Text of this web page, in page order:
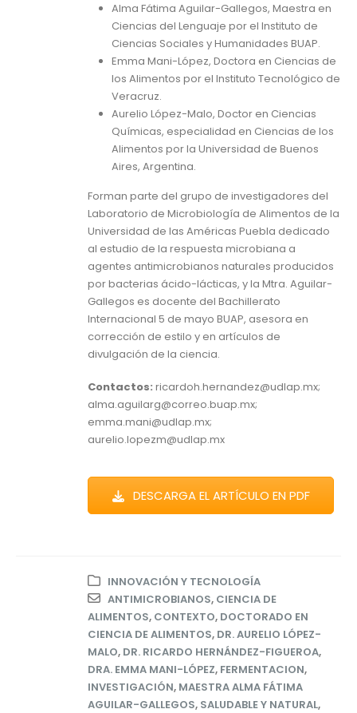
Alma Fátima Aguilar-Gallegos, Maestra en
Ciencias del Lenguaje por el Instituto de
Ciencias Sociales y Humanidades BUAP.
Emma Mani-López, Doctora en Ciencias de
los Alimentos por el Instituto Tecnológico de
Veracruz.
Aurelio López-Malo, Doctor en Ciencias
Químicas, especialidad en Ciencias de los
Alimentos por la Universidad de Buenos
Aires, Argentina.
Forman parte del grupo de investigadores del
Laboratorio de Microbiología de Alimentos de la
Universidad de las Américas Puebla dedicado
al estudio de la respuesta microbiana a
agentes antimicrobianos naturales producidos
por bacterias ácido-lácticas, y la Mtra. Aguilar-
Gallegos es docente del Bachillerato
Internacional 5 de mayo BUAP, asesora en
corrección de estilo y en artículos de
divulgación de la ciencia.
Contactos: ricardoh.hernandez@udlap.mx;
alma.aguilarg@correo.buap.mx;
emma.mani@udlap.mx;
aurelio.lopezm@udlap.mx
DESCARGA EL ARTÍCULO EN PDF
INNOVACIÓN Y TECNOLOGÍA
ANTIMICROBIANOS, CIENCIA DE
ALIMENTOS, CONTEXTO, DOCTORADO EN
CIENCIA DE ALIMENTOS, DR. AURELIO LÓPEZ-
MALO, DR. RICARDO HERNÁNDEZ-FIGUEROA,
DRA. EMMA MANI-LÓPEZ, FERMENTACION,
INVESTIGACIÓN, MAESTRA ALMA FÁTIMA
AGUILAR-GALLEGOS, SALUDABLE Y NATURAL,